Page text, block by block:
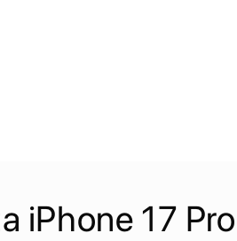
iPhone 17